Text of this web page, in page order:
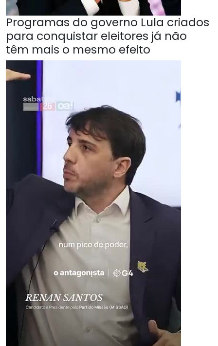
Programas do governo Lula criados
para conquistar eleitores já não
têm mais o mesmo efeito